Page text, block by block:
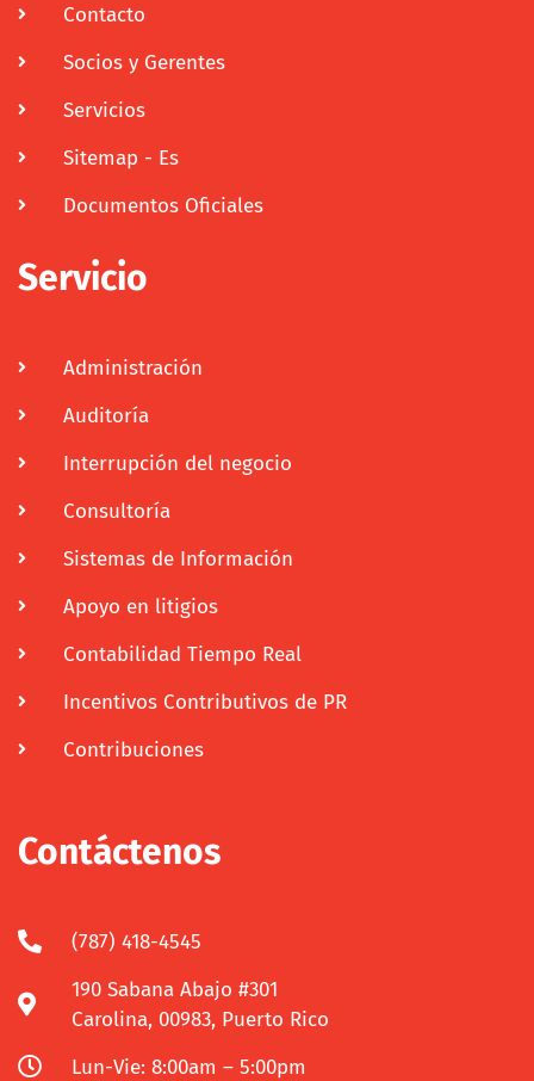
Contacto
Socios y Gerentes
Servicios
Sitemap - Es
Documentos Oficiales
Servicio
Administración
Auditoría
Interrupción del negocio
Consultoría
Sistemas de Información
Apoyo en litigios
Contabilidad Tiempo Real
Incentivos Contributivos de PR
Contribuciones
Contáctenos
(787) 418-4545
190 Sabana Abajo #301
Carolina, 00983, Puerto Rico
Lun-Vie: 8:00am – 5:00pm